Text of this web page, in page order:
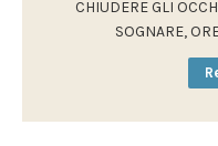
CHIUDERE GLI
SOGNARE,